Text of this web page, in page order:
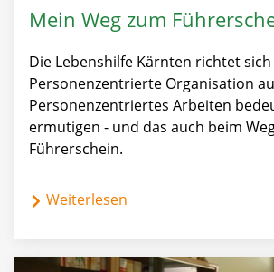
Mein Weg zum
Die Lebenshilfe Kärnten richtet sich
Personenzentrierte Organisation
Personenzentriertes Arbeiten
ermutigen - und das auch beim
Führerschein.
Weiterlesen